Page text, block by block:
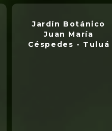
Jardín Botánico
Juan María
Céspedes - Tuluá